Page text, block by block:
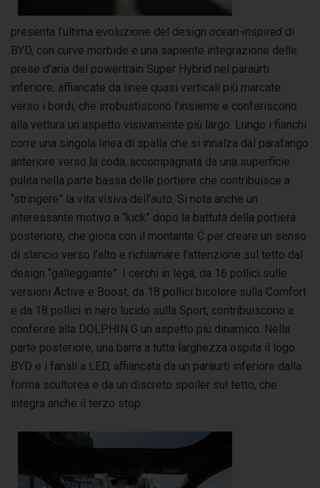
presenta l’ultima evoluzione del design ocean-inspired di
BYD, con curve morbide e una sapiente integrazione delle
prese d’aria del powertrain Super Hybrid nel paraurti
inferiore, affiancate da linee quasi verticali più marcate
verso i bordi, che irrobustiscono l’insieme e conferiscono
alla vettura un aspetto visivamente più largo. Lungo i fianchi
corre una singola linea di spalla che si innalza dal parafango
anteriore verso la coda, accompagnata da una superficie
pulita nella parte bassa delle portiere che contribuisce a
“stringere” la vita visiva dell’auto. Si nota anche un
interessante motivo a “kick” dopo la battuta della portiera
posteriore, che gioca con il montante C per creare un senso
di slancio verso l’alto e richiamare l’attenzione sul tetto dal
design “galleggiante”. I cerchi in lega, da 16 pollici sulle
versioni Active e Boost, da 18 pollici bicolore sulla Comfort
e da 18 pollici in nero lucido sulla Sport, contribuiscono a
conferire alla DOLPHIN G un aspetto più dinamico. Nella
parte posteriore, una barra a tutta larghezza ospita il logo
BYD e i fanali a LED, affiancata da un paraurti inferiore dalla
forma scultorea e da un discreto spoiler sul tetto, che
integra anche il terzo stop.